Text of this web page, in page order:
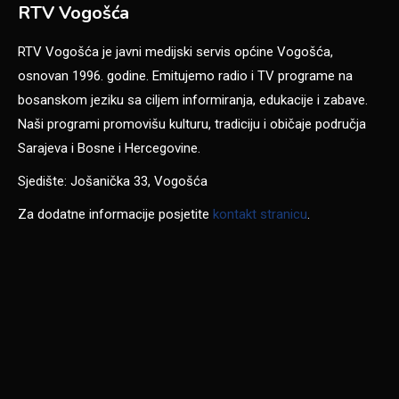
RTV Vogošća
RTV Vogošća je javni medijski servis općine Vogošća,
osnovan 1996. godine. Emitujemo radio i TV programe na
bosanskom jeziku sa ciljem informiranja, edukacije i zabave.
Naši programi promovišu kulturu, tradiciju i običaje područja
Sarajeva i Bosne i Hercegovine.
Sjedište: Jošanička 33, Vogošća
Za dodatne informacije posjetite kontakt stranicu.